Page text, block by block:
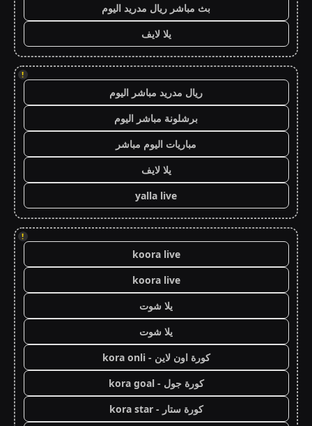
بث مباشر ريال مدريد اليوم
يلا لايف
!
ريال مدريد مباشر اليوم
برشلونة مباشر اليوم
مباريات اليوم مباشر
يلا لايف
yalla live
!
koora live
koora live
يلا شوت
يلا شوت
كورة اون لاين - kora onli
كورة جول - kora goal
كورة ستار - kora star